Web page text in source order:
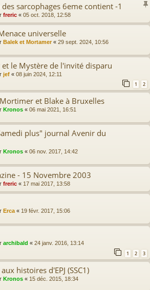
sarcophages 6eme contient -1
freric « 05 oct. 2018, 12:58
universelle
Balek et Mortamer« 29 sept. 2024, 10:56
le Mystère de l'invité disparu
jef « 08 juin 2024, 12:11
1 2
et Blake à Bruxelles
Kronos « 06 mai 2021, 16:51
plus" journal Avenir du
Kronos « 06 nov. 2017, 14:42
- 15 Novembre 2003
freric « 17 mai 2017, 13:58
Erca « 19 févr. 2017, 15:06
archibald « 24 janv. 2016, 13:14
1 2 3
histoires d'EPJ (SSC1)
Kronos « 15 déc. 2015, 18:34